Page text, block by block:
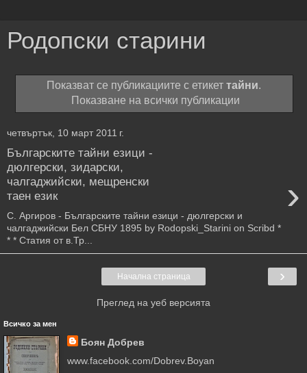
Родопски старини
Показват се публикациите с етикет тайни.
Показване на всички публикации
четвъртък, 10 март 2011 г.
Българските тайни езици -
дюлгерски, зидарски,
чалгаджийски, мещренски
таен език
›
С. Аргиров - Българските тайни езици - дюлгерски и
чалгаджийски Бел СБНУ 1895 by Rodopski_Starini on Scribd *
* * Статия от в.Тр...
›
Начална страница
Преглед на уеб версията
Всичко за мен
Боян Добрев
www.facebook.com/Dobrev.Boyan